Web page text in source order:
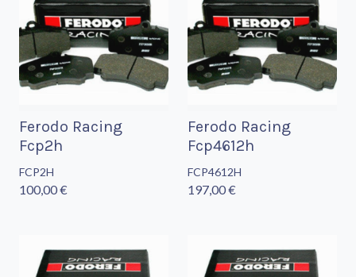
Ferodo Racing
Fcp2h
FCP2H
100,00 €
Ferodo Racing
Fcp4612h
FCP4612H
197,00 €